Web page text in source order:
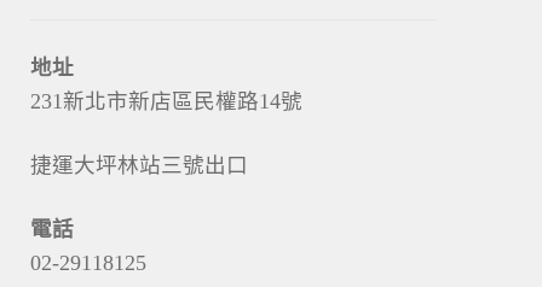
地址
231新北市新店區民權路14號
捷運大坪林站三號出口
電話
02-29118125